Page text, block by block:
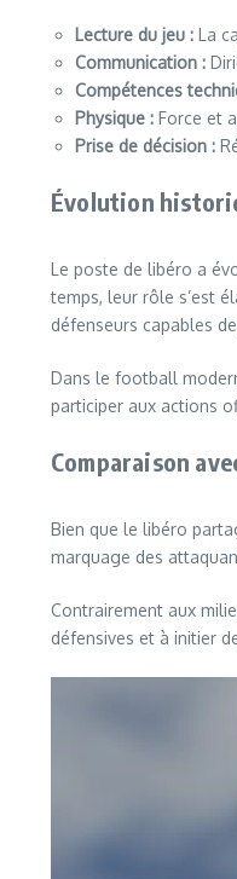
Lecture du jeu : La
Communication :
Compétences
Physique : Force et
Prise de décision :
Évolution
Le poste de libéro a
temps, leur rôle s’est
défenseurs capables
Dans le football
participer aux actions
Comparaison
Bien que le libéro
marquage des
Contrairement aux
défensives et à initier